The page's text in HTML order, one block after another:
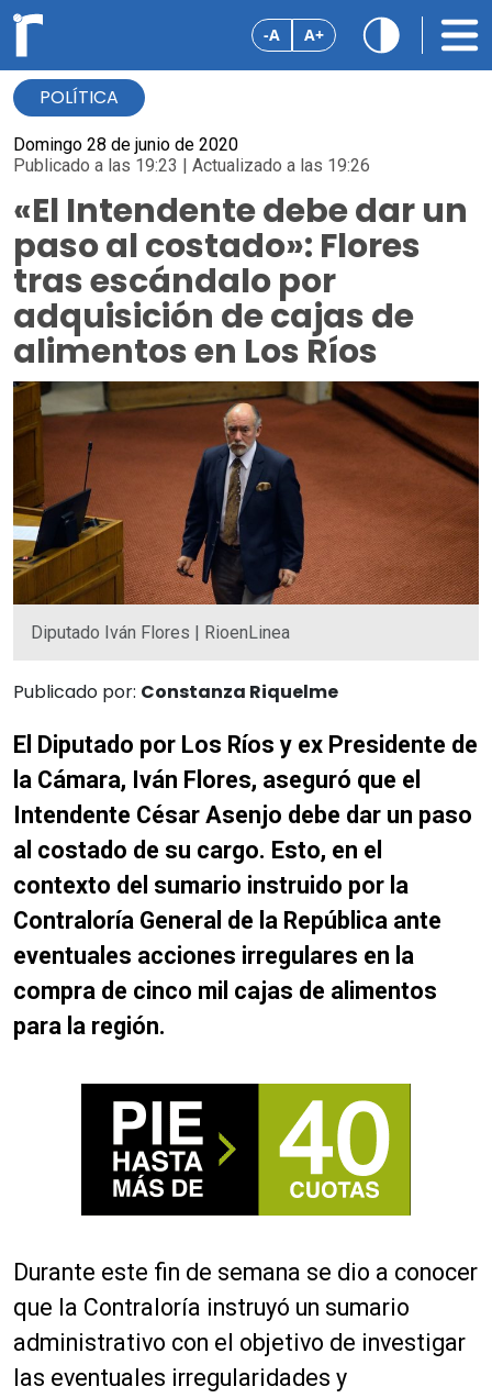
-A A+
POLÍTICA
Domingo 28 de junio de 2020
Publicado a las 19:23 | Actualizado a las 19:26
«El Intendente debe dar un
paso al costado»: Flores
tras escándalo por
adquisición de cajas de
alimentos en Los Ríos
Diputado Iván Flores | RioenLinea
Publicado por: Constanza Riquelme
El Diputado por Los Ríos y ex Presidente de
la Cámara, Iván Flores, aseguró que el
Intendente César Asenjo debe dar un paso
al costado de su cargo. Esto, en el
contexto del sumario instruido por la
Contraloría General de la República ante
eventuales acciones irregulares en la
compra de cinco mil cajas de alimentos
para la región.
Durante este fin de semana se dio a conocer
que la Contraloría instruyó un sumario
administrativo con el objetivo de investigar
las eventuales irregularidades y